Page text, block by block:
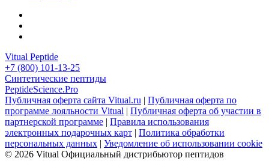
Vitual Peptide
+7 (800) 101-13-25
Синтетические пептиды
PeptideScience.Pro
Публичная оферта сайта Vitual.ru | Публичная оферта по
программе лояльности Vitual | Публичная оферта об участии в
партнерской программе | Правила использования
электронных подарочных карт | Политика обработки
персональных данных | Уведомление об использовании cookie
© 2026 Vitual Официальный дистрибьютор пептидов